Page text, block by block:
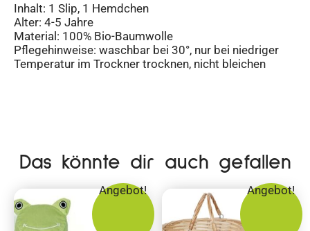
Inhalt: 1 Slip, 1 Hemdchen
Alter: 4-5 Jahre
Material: 100% Bio-Baumwolle
Pflegehinweise: waschbar bei 30°, nur bei niedriger
Temperatur im Trockner trocknen, nicht bleichen
Das könnte dir auch gefallen
Angebot! Angebot!